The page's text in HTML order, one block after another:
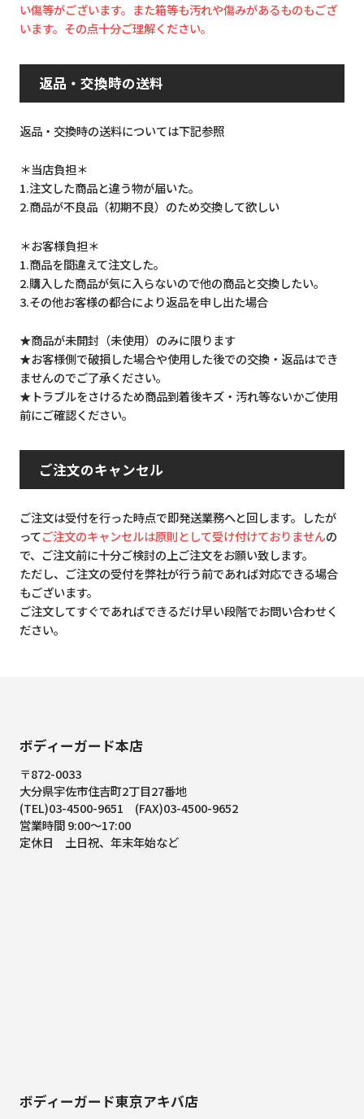
い傷等がございます。また箱等も汚れや傷みがあるものもござ
います。その点十分ご理解ください。
返品・交換時の送料
返品・交換時の送料については下記参照
＊当店負担＊
1.注文した商品と違う物が届いた。
2.商品が不良品（初期不良）のため交換して欲しい
＊お客様負担＊
1.商品を間違えて注文した。
2.購入した商品が気に入らないので他の商品と交換したい。
3.その他お客様の都合により返品を申し出た場合
★商品が未開封（未使用）のみに限ります
★お客様側で破損した場合や使用した後での交換・返品はでき
ませんのでご了承ください。
★トラブルをさけるため商品到着後キズ・汚れ等ないかご使用
前にご確認ください。
ご注文のキャンセル
ご注文は受付を行った時点で即発送業務へと回します。したが
ってご注文のキャンセルは原則として受け付けておりませんの
で、ご注文前に十分ご検討の上ご注文をお願い致します。
ただし、ご注文の受付を弊社が行う前であれば対応できる場合
もございます。
ご注文してすぐであればできるだけ早い段階でお問い合わせく
ださい。
ボディーガード本店
〒872-0033
大分県宇佐市住吉町2丁目27番地
(TEL)03-4500-9651 (FAX)03-4500-9652
営業時間 9:00～17:00
定休日 土日祝、年末年始など
ボディーガード東京アキバ店